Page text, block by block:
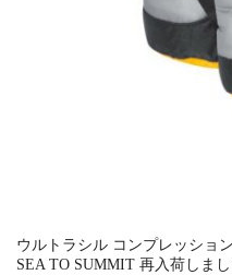
ウルトラシル コンプレッショ
SEA TO SUMMIT 再入荷しまし